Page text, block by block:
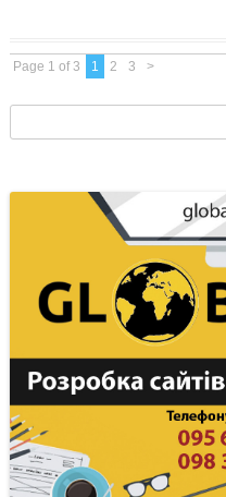
Page 1 of 3 1 2 3 >